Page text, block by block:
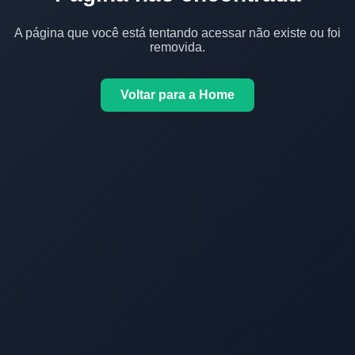
A página que você está tentando acessar não existe ou foi
removida.
Voltar para a Home